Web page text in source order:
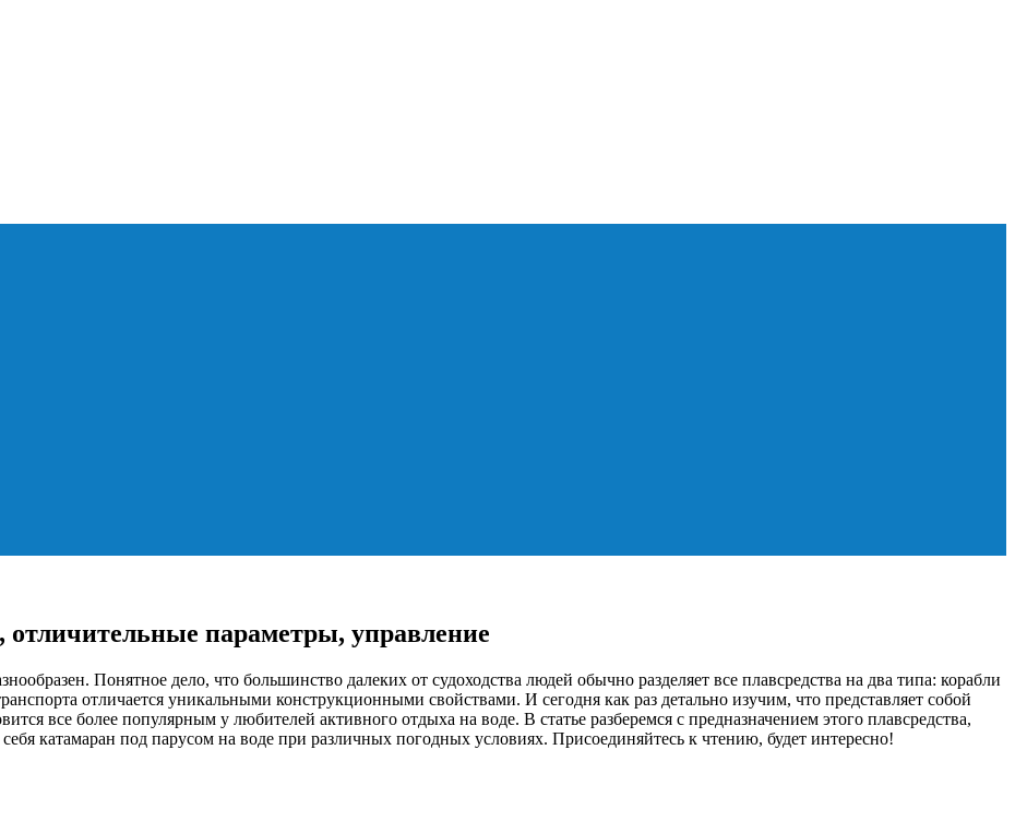
параметры, управление
Понятное дело, что большинство далеких от судоходства людей обычно разделяет все плавсредства на два типа: корабли
отличается уникальными конструкционными свойствами. И сегодня как раз детально изучим, что представляет собой
все более популярным у любителей активного отдыха на воде. В статье разберемся с предназначением этого плавсредства,
катамаран под парусом на воде при различных погодных условиях. Присоединяйтесь к чтению, будет интересно!